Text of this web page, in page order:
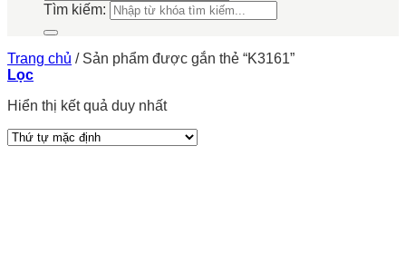
Tìm kiếm:
Trang chủ /Sản phẩm được gắn thẻ “K3161”
Lọc
Hiển thị kết quả duy nhất